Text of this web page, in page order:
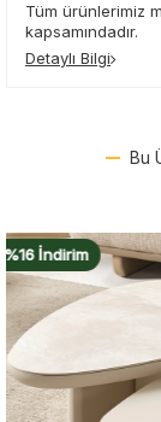
Tüm ürünlerimiz
kapsamındadır.
Detaylı Bilgi
Bu
%20 İndirim